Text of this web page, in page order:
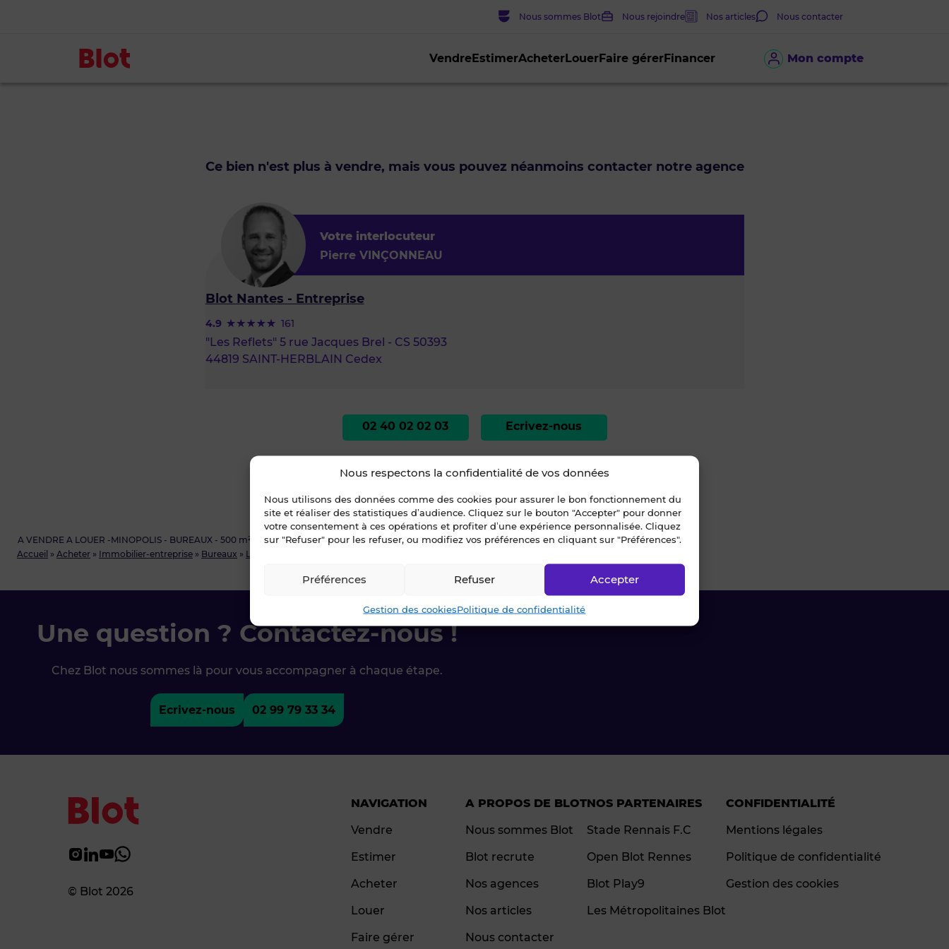
Nous respectons la confidentialité de vos données
Nous utilisons des données comme des cookies pour assurer le bon fonctionnement du
site et réaliser des statistiques d’audience. Cliquez sur le bouton "Accepter" pour donner
votre consentement à ces opérations et profiter d’une expérience personnalisée. Cliquez
sur "Refuser" pour les refuser, ou modifiez vos préférences en cliquant sur "Préférences".
Accepter
Refuser
Préférences
Gestion des cookiesPolitique de confidentialité
Mon compte
VendreEstimerAcheterLouerFaire gérerFinancer
Nous sommes Blot Nous rejoindre Nos articles Nous contacter
Accueil » Acheter » Immobilier-entreprise » Bureaux » Loire-Atlantique
A VENDRE A LOUER -MINOPOLIS - BUREAUX - 500 m²
Ce bien n'est plus à vendre, mais vous pouvez néanmoins contacter notre agence
Votre interlocuteur
Pierre VINÇONNEAU
Blot Nantes - Entreprise
4.9 161
"Les Reflets" 5 rue Jacques Brel - CS 50393
44819 SAINT-HERBLAIN Cedex
02 40 02 02 03 Ecrivez-nous
Une question ? Contactez-nous !
Chez Blot nous sommes là pour vous accompagner à chaque étape.
Ecrivez-nous 02 99 79 33 34
© Blot 2026
NAVIGATION
Vendre
Estimer
Acheter
Louer
Faire gérer
A PROPOS DE BLOT
Nous sommes Blot
Blot recrute
Nos agences
Nos articles
Nous contacter
NOS PARTENAIRES
Stade Rennais F.C
Open Blot Rennes
Blot Play9
Les Métropolitaines Blot
CONFIDENTIALITÉ
Mentions légales
Politique de confidentialité
Gestion des cookies